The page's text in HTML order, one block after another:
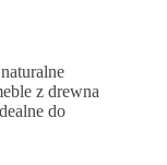
z drewna
do